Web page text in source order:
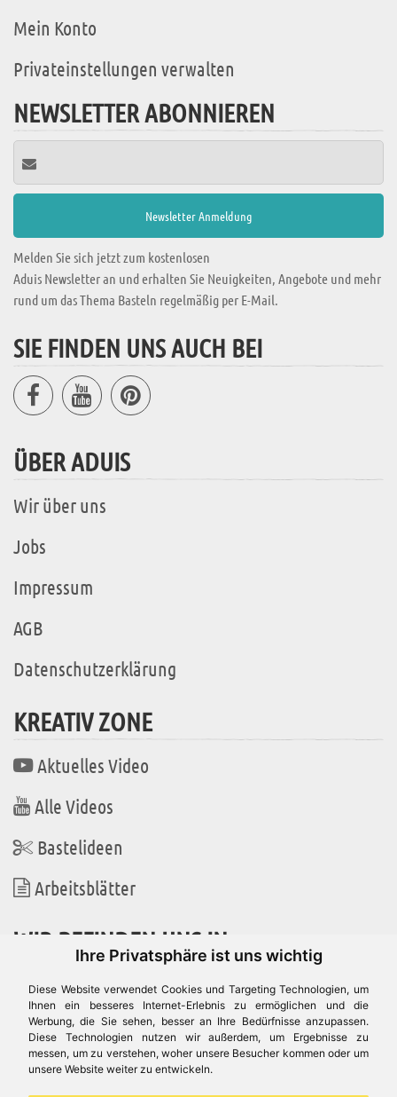
Ihre Privatsphäre ist uns wichtig
Diese Website verwendet Cookies und Targeting Technologien, um
Ihnen ein besseres Internet-Erlebnis zu ermöglichen und die
Werbung, die Sie sehen, besser an Ihre Bedürfnisse anzupassen.
Diese Technologien nutzen wir außerdem, um Ergebnisse zu
messen, um zu verstehen, woher unsere Besucher kommen oder um
unsere Website weiter zu entwickeln.
Mein Konto
Privateinstellungen verwalten
NEWSLETTER ABONNIEREN
Melden Sie sich jetzt zum kostenlosen
Aduis Newsletter an und erhalten Sie Neuigkeiten, Angebote und mehr
rund um das Thema Basteln regelmäßig per E-Mail.
SIE FINDEN UNS AUCH BEI
ÜBER ADUIS
Wir über uns
Jobs
Impressum
AGB
Datenschutzerklärung
KREATIV ZONE
Aktuelles Video
Alle Videos
Bastelideen
Arbeitsblätter
WIR BEFINDEN UNS IN
Es gibt uns auch in